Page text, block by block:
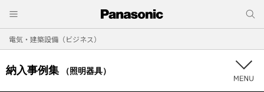
電気・建築設備（ビジネス）
納入事例集 （照明器具）